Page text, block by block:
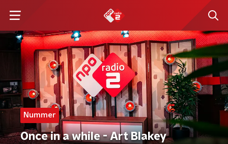
Nummer
Once in a while - Art Blakey